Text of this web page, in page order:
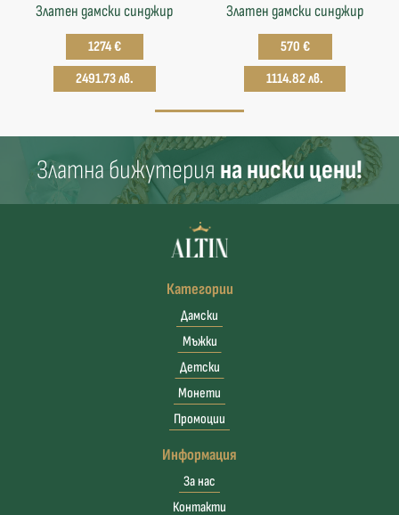
Златен дамски синджир
1274 €
2491.73 лв.
Златен дамски синджир
570 €
1114.82 лв.
Златна бижутерия на ниски цени!
Категории
Дамски
Мъжки
Детски
Монети
Промоции
Информация
За нас
Контакти